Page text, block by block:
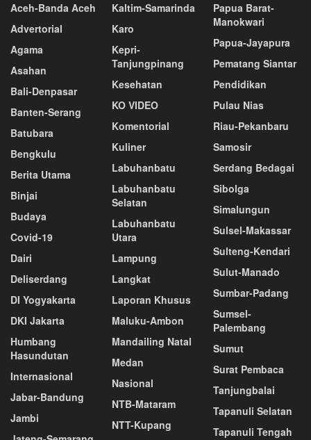
Aceh-Banda Aceh
Advertorial
Agama
Asahan
Bali-Denpasar
Banten-Serang
Batubara
Bengkulu
Berita Utama
Binjai
Budaya
Covid-19
Dairi
Deliserdang
DI Yogyakarta
DKI Jakarta
Humbang
Hasundutan
Internasional
Jabar-Bandung
Jambi
Kaltim-Samarinda
Karo
Kepri-
Tanjungpinang
Kesehatan
KO VIDEO
Komentorial
Kuliner
Labuhanbatu
Labuhanbatu
Selatan
Labuhanbatu
Utara
Lampung
Langkat
Laporan Khusus
Maluku-Ambon
Mandailing Natal
Medan
Nasional
NTB-Mataram
NTT-Kupang
Papua Barat-
Manokwari
Papua-Jayapura
Pematang Siantar
Pendidikan
Pulau Nias
Riau-Pekanbaru
Samosir
Serdang Bedagai
Sibolga
Simalungun
Sulsel-Makassar
Sulteng-Kendari
Sulut-Manado
Sumbar-Padang
Sumsel-
Palembang
Sumut
Surat Pembaca
Tanjungbalai
Tapanuli Selatan
Tapanuli Tengah